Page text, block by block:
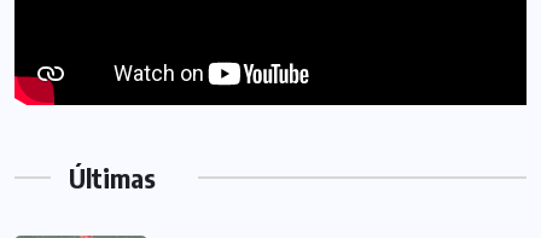
Últimas